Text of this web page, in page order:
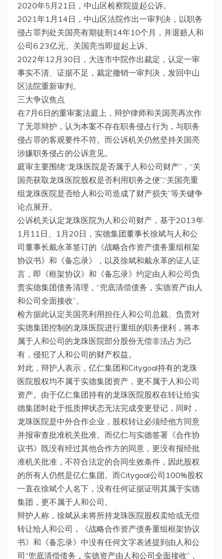
2020年5月21日，中山区检察院提起公诉。
2021年1月14日，中山区法院作出一审判决，以职务
侵占罪判处关国亮有期徒刑14年10个月，并退赔人和
公司6.23亿元。关国亮当即提起上诉。
2022年12月30日，大连市中院作出裁定，认定一审
事实不清、证据不足，裁定撤销一审判决，发回中山
区法院重新审判。
三大争议焦点
在7月6日的重审案法庭上，辩护律师和关国亮再次作
了无罪辩护，认为本案不存在职务侵占行为，与职务
侵占罪的客观要件不符。而公诉机关仍然坚持关国亮
涉嫌职务侵占的公诉意见。
庭审主要围绕“龙珠医院是否属于人和公司财产”，“关
国亮获取龙珠医院股权是否利用职务之便”,“关国亮重
组龙珠医院是否给人和公司造成了财产损失”等关键争
论点展开。
公诉机关认定龙珠医院为人和公司财产，基于2013年
1月11日、1月20日，实德集团董事长徐斌与人和公
司董事长戴永革签订的《战略合作资产债务重组框架
协议书》和《备忘录》，以及徐斌和戴永革的证人证
言，即《框架协议》和《备忘录》约定由人和公司负
责实德集团债务清理，“兜底清偿债务，实德资产由人
和公司全面接收”。
检方据此认定关国亮利用担任人和公司总裁、负责对
实德集团控制的龙珠医院进行重组的职务便利，将本
属于人和公司的龙珠医院部分股份无偿非法占为己
有，侵犯了人和公司的财产权益。
对此，辩护人表示，亿仁集团和Citygoal持有的龙珠
医院股权均不属于实德集团资产，更不属于人和公司
资产。由于亿仁集团持有的龙珠医院股权在转让给实
德集团时处于抵质押状态无法完成变更登记，同时，
龙珠医院是中外合作企业，股权转让必须经他方同意
并报审查批准机关批准。而亿仁与实德签署《合作协
议书》既没有经过其他合作方的同意，更没有报经批
准机关批准，不符合法定的合同生效条件，因此股权
的所有人仍然是亿仁集团。而Citygoal公司100%股权
一直在徐斌个人名下，没有任何证据证明其属于实德
集团，更不属于人和公司。
辩护人称，徐斌从未将所持龙珠医院股权卖给或无偿
转让给人和公司，《战略合作资产债务重组框架协议
书》和《备忘录》中没有任何文字表述提到由人和公
司“兜底清偿债务，实德资产由人和公司全面接收”，